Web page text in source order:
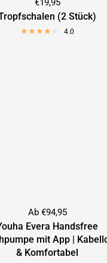
€19,95
(2 Stück)
4.0
Ab €94,95
Evera Handsfree
mit App |
& Komfortabel